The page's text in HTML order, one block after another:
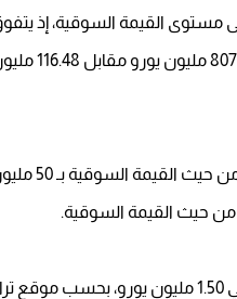
القيمة السوقية، إذ
7 أضعاف، إذ
من حيث القيمة السوقية.